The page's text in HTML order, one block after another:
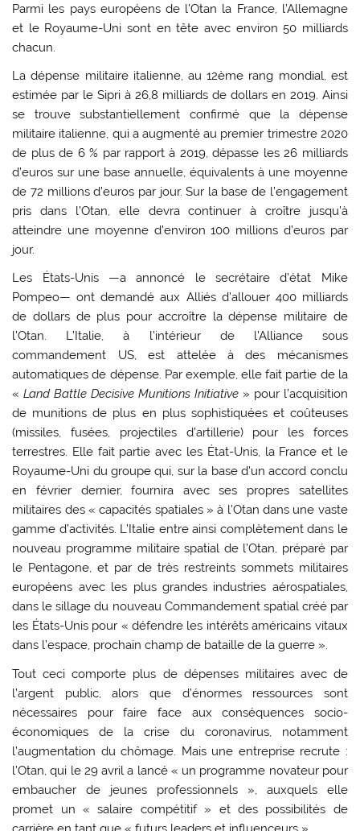
Parmi les pays européens de l’Otan la France, l’Allemagne
et le Royaume-Uni sont en tête avec environ 50 milliards
chacun.
La dépense militaire italienne, au 12ème rang mondial, est
estimée par le Sipri à 26,8 milliards de dollars en 2019. Ainsi
se trouve substantiellement confirmé que la dépense
militaire italienne, qui a augmenté au premier trimestre 2020
de plus de 6 % par rapport à 2019, dépasse les 26 milliards
d’euros sur une base annuelle, équivalents à une moyenne
de 72 millions d’euros par jour. Sur la base de l’engagement
pris dans l’Otan, elle devra continuer à croître jusqu’à
atteindre une moyenne d’environ 100 millions d’euros par
jour.
Les États-Unis —a annoncé le secrétaire d’état Mike
Pompeo— ont demandé aux Alliés d’allouer 400 milliards
de dollars de plus pour accroître la dépense militaire de
l’Otan. L’Italie, à l’intérieur de l’Alliance sous
commandement US, est attelée à des mécanismes
automatiques de dépense. Par exemple, elle fait partie de la
«Land Battle Decisive Munitions Initiative» pour l’acquisition
de munitions de plus en plus sophistiquées et coûteuses
(missiles, fusées, projectiles d’artillerie) pour les forces
terrestres. Elle fait partie avec les État-Unis, la France et le
Royaume-Uni du groupe qui, sur la base d’un accord conclu
en février dernier, fournira avec ses propres satellites
militaires des « capacités spatiales » à l’Otan dans une vaste
gamme d’activités. L’Italie entre ainsi complètement dans le
nouveau programme militaire spatial de l’Otan, préparé par
le Pentagone, et par de très restreints sommets militaires
européens avec les plus grandes industries aérospatiales,
dans le sillage du nouveau Commandement spatial créé par
les États-Unis pour « défendre les intérêts américains vitaux
dans l’espace, prochain champ de bataille de la guerre ».
Tout ceci comporte plus de dépenses militaires avec de
l’argent public, alors que d’énormes ressources sont
nécessaires pour faire face aux conséquences socio-
économiques de la crise du coronavirus, notamment
l’augmentation du chômage. Mais une entreprise recrute :
l’Otan, qui le 29 avril a lancé « un programme novateur pour
embaucher de jeunes professionnels », auxquels elle
promet un « salaire compétitif » et des possibilités de